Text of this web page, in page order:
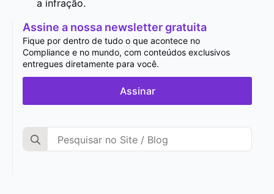
a infração.
Assine a nossa newsletter gratuita
Fique por dentro de tudo o que acontece no
Compliance e no mundo, com conteúdos exclusivos
entregues diretamente para você.
Assinar
Search
for: